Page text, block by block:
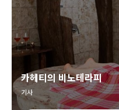
카헤티의 비노테라피
기사